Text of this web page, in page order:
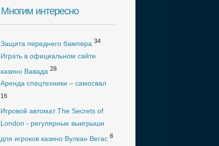
Многим интересно
Защита переднего бампера 34
Играть в официальном сайте
казино Вавада 28
Аренда спецтехники – самосвал
16
Игровой автомат The Secrets of
London - регулярные выигрыши
для игроков казино Вулкан Вегас 8